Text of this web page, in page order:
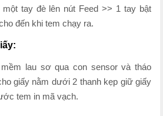
tay đè lên nút Feed >> 1 tay bật
đến khi tem chạy ra.
lau sơ qua con sensor và tháo
giấy nằm dưới 2 thanh kẹp giữ giấy
tem in mã vạch.